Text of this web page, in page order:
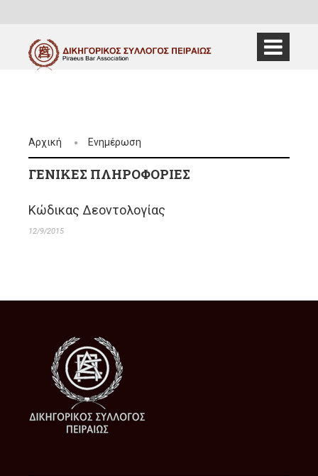
Αρχική Ενημέρωση
ΓΕΝΙΚΈΣ ΠΛΗΡΟΦΟΡΊΕΣ
Κώδικας Δεοντολογίας
12/9/2015